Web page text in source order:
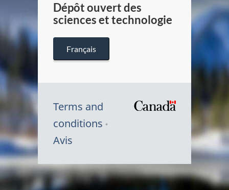
Dépôt ouvert des
sciences et technologie
Français
Terms and
conditions
Avis
Symbole
du